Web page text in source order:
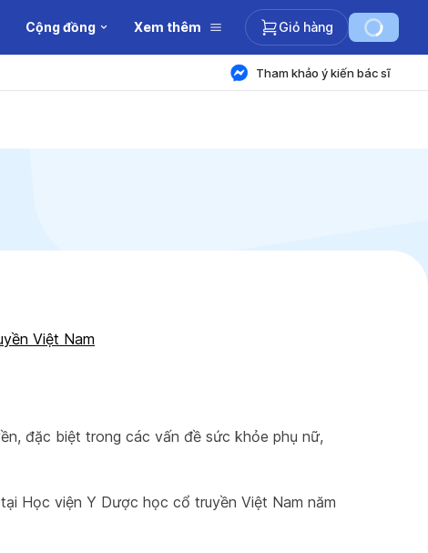
Cộng đồng Xem thêm Giỏ hàng
Tham khảo ý kiến bác sĩ
Việt Nam
đặc biệt trong các vấn đề sức khỏe phụ nữ,
Học viện Y Dược học cổ truyền Việt Nam năm